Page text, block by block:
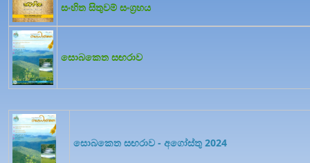
සංහිත සිතුවම් සංග්‍රහය
සොබකෙත සඟරාව
සොබකෙත සඟරාව - අගෝස්තු 2024